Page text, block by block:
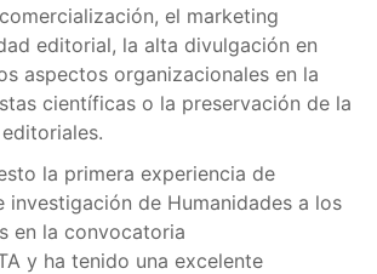
el marketing
editorial, la alta divulgación en
aspectos organizacionales en la
científicas o la preservación de la
la primera experiencia de
investigación de Humanidades a los
en la convocatoria
y ha tenido una excelente